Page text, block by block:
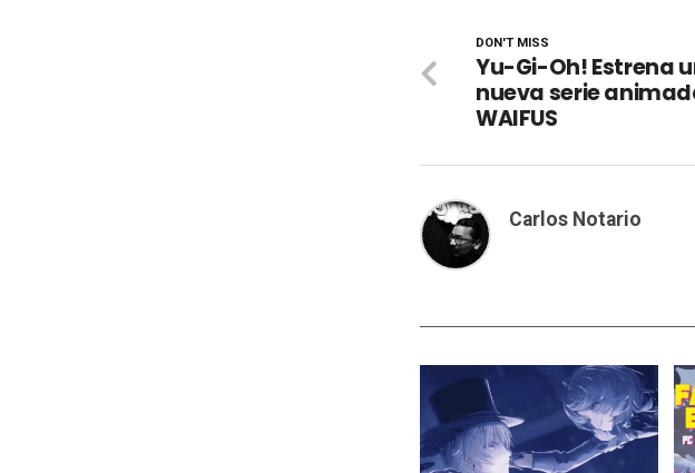
DON'T MISS
Yu-Gi-Oh! Estrena
nueva serie
WAIFUS
Carlos Notario